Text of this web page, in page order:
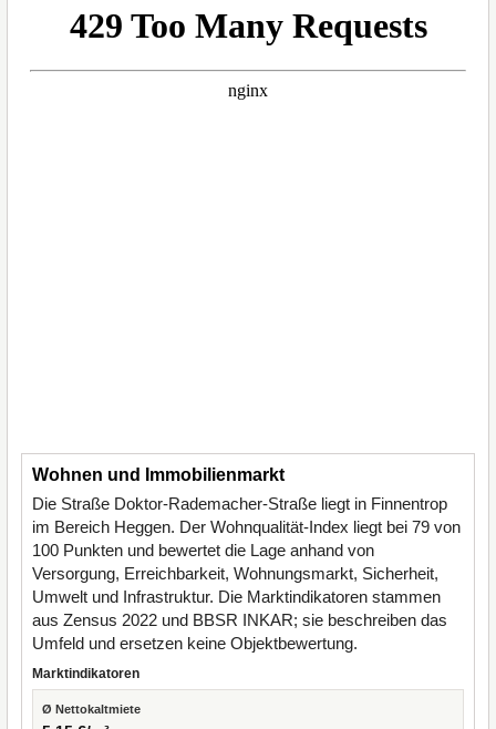
Wohnen und Immobilienmarkt
Die Straße Doktor-Rademacher-Straße liegt in Finnentrop
im Bereich Heggen. Der Wohnqualität-Index liegt bei 79 von
100 Punkten und bewertet die Lage anhand von
Versorgung, Erreichbarkeit, Wohnungsmarkt, Sicherheit,
Umwelt und Infrastruktur. Die Marktindikatoren stammen
aus Zensus 2022 und BBSR INKAR; sie beschreiben das
Umfeld und ersetzen keine Objektbewertung.
Marktindikatoren
Ø Nettokaltmiete